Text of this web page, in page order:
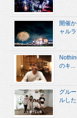
開催
ャル
のキ...
グル
ルし